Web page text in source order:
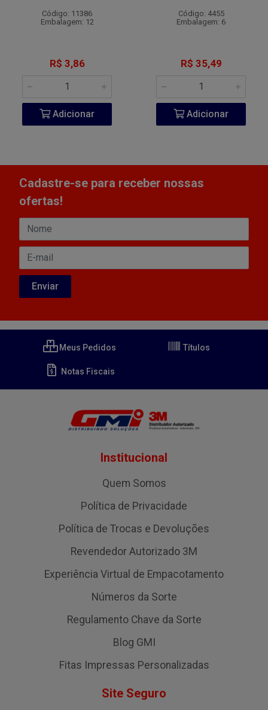
Código: 11386
Embalagem: 12
R$ 3,86
Adicionar
Código: 4455
Embalagem: 6
R$ 35,49
Adicionar
Cadastre-se para receber nossas
ofertas!
Meus Pedidos Títulos
Notas Fiscais
Institucional
Quem Somos
Política de Privacidade
Política de Trocas e Devoluções
Revendedor Autorizado 3M
Experiência Virtual de Empacotamento
Números da Sorte
Regulamento Chave da Sorte
Blog GMI
Fitas Impressas Personalizadas
Site Seguro